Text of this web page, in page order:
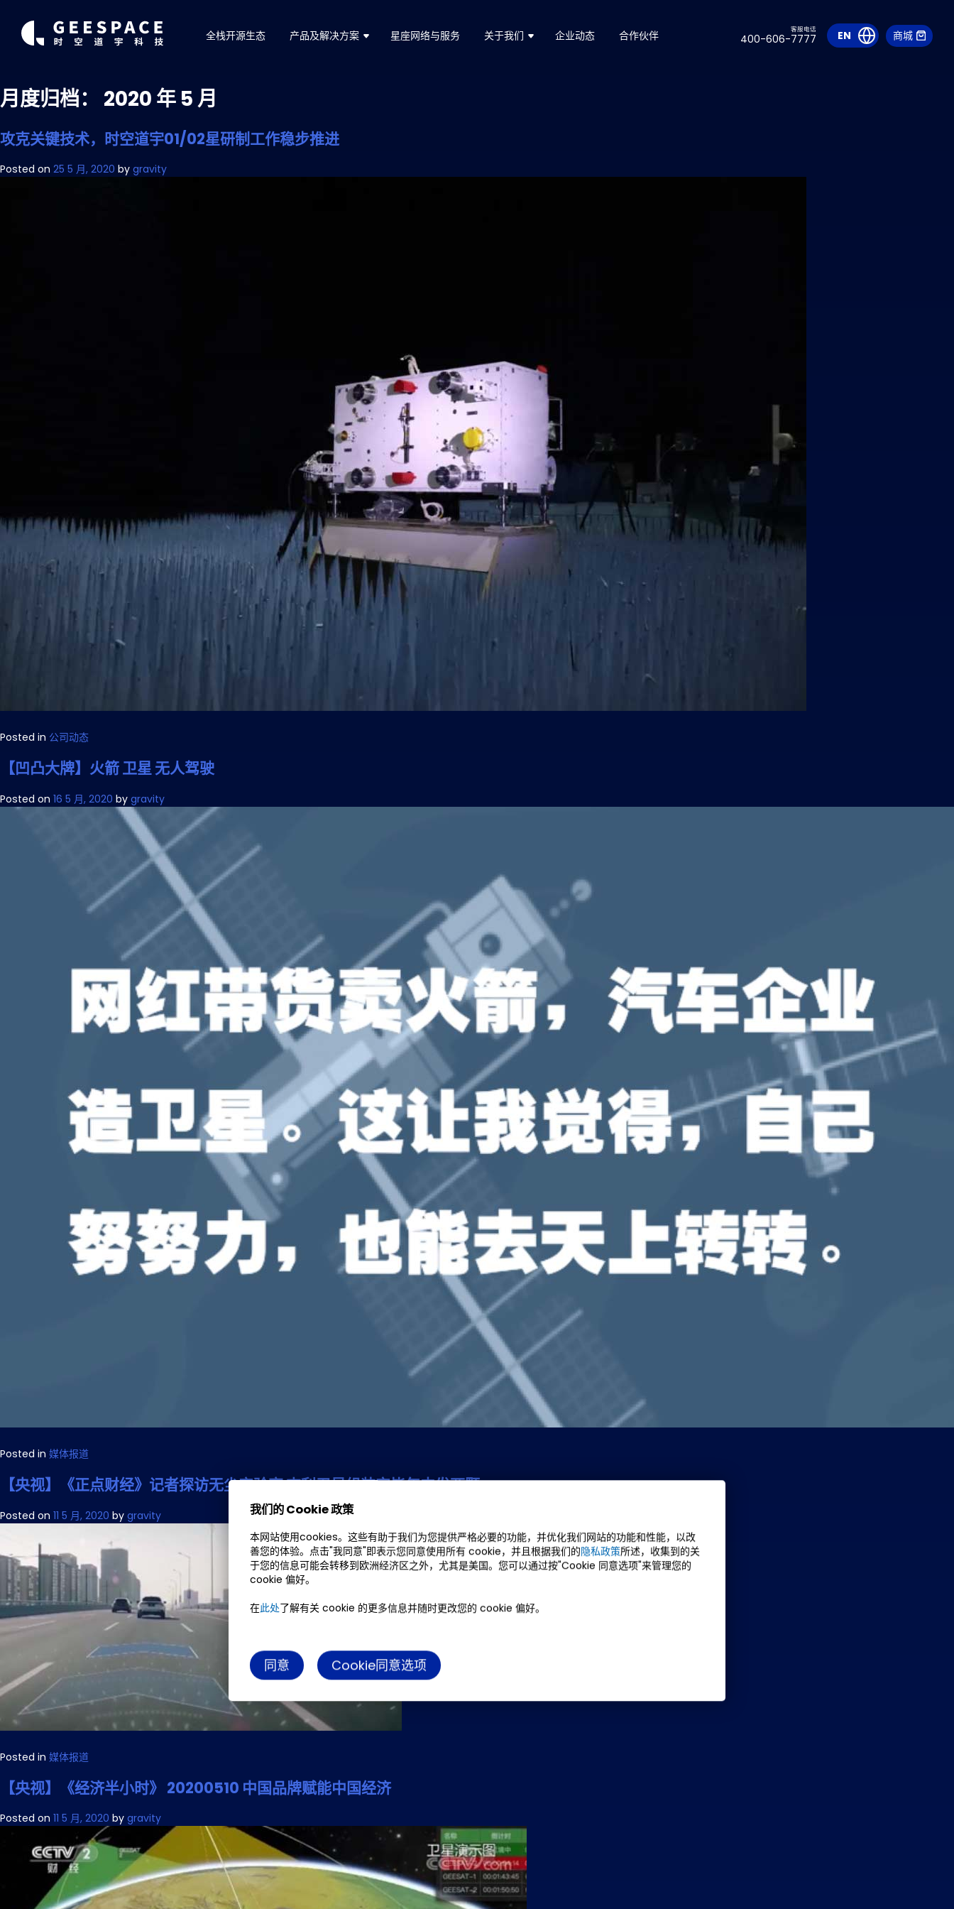
全栈开源生态 产品及解决方案 星座网络与服务 关于我们 企业动态 合作伙伴 客服电话
400-606-7777 EN 商城
月度归档： 2020 年 5 月
攻克关键技术，时空道宇01/02星研制工作稳步推进
Posted on 25 5 月, 2020 by gravity
Posted in 公司动态
【凹凸大牌】火箭 卫星 无人驾驶
Posted on 16 5 月, 2020 by gravity
Posted in 媒体报道
【央视】《正点财经》记者探访无尘实验室 吉利卫星组装完毕年内发两颗
Posted on 11 5 月, 2020 by gravity
Posted in 媒体报道
【央视】《经济半小时》 20200510 中国品牌赋能中国经济
Posted on 11 5 月, 2020 by gravity
我们的 Cookie 政策
本网站使用cookies。这些有助于我们为您提供严格必要的功能，并优化我们网站的功能和性能，以改
善您的体验。点击"我同意"即表示您同意使用所有 cookie，并且根据我们的隐私政策所述，收集到的关
于您的信息可能会转移到欧洲经济区之外，尤其是美国。您可以通过按"Cookie 同意选项"来管理您的
cookie 偏好。
在此处了解有关 cookie 的更多信息并随时更改您的 cookie 偏好。
同意 Cookie同意选项